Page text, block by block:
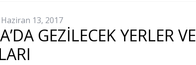
Haziran 13, 2017
GEZILECEK YERLER VE